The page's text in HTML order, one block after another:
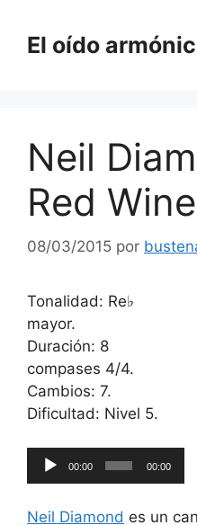
contenido
El oído
Neil
Red
08/03/2015 por
Tonalidad: Re♭
mayor.
Duración: 8
compases 4/4.
Cambios: 7.
Dificultad: Nivel 5.
Reproductor
de
00:00 00:00
Neil Diamond es un